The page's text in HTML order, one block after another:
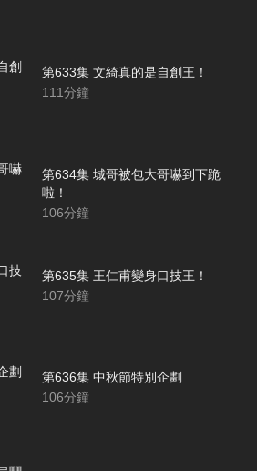
第633集 文綺真的是自創王！
111分鐘
第634集 城哥被包大哥嚇到下跪
啦！
106分鐘
第635集 王仁甫變身口技王！
107分鐘
第636集 中秋節特別企劃
106分鐘